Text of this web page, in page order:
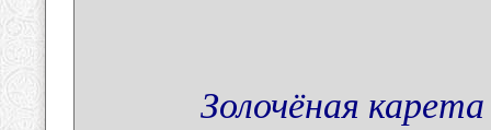
Золочёная